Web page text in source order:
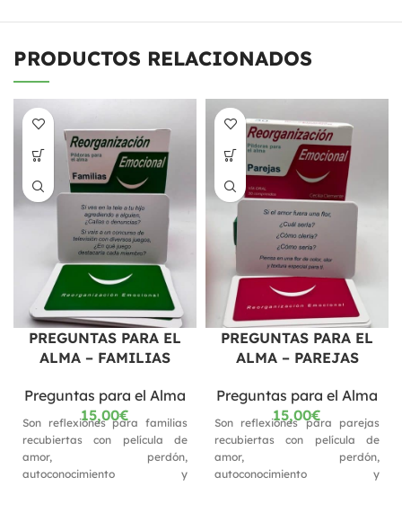
PRODUCTOS RELACIONADOS
PREGUNTAS PARA EL
ALMA – FAMILIAS
Preguntas para el Alma
15,00€
Son reflexiones para familias
recubiertas con película de
amor, perdón,
autoconocimiento y
PREGUNTAS PARA EL
ALMA – PAREJAS
Preguntas para el Alma
15,00€
Son reflexiones para parejas
recubiertas con película de
amor, perdón,
autoconocimiento y